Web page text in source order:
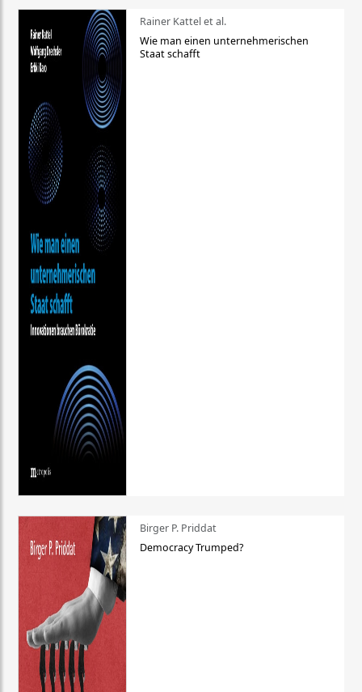
Rainer Kattel et al.
Wie man einen unternehmerischen
Staat schafft
Birger P. Priddat
Democracy Trumped?